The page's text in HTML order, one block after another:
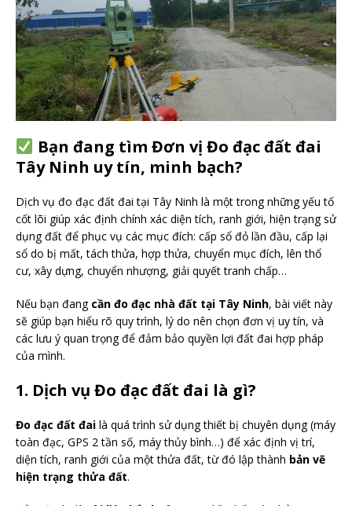
Bạn đang tìm Đơn vị Đo đạc đất đai
Tây Ninh uy tín, minh bạch?
Dịch vụ đo đạc đất đai tại Tây Ninh là một trong những yếu tố
cốt lõi giúp xác định chính xác diện tích, ranh giới, hiện trạng sử
dụng đất để phục vụ các mục đích: cấp sổ đỏ lần đầu, cấp lại
sổ do bị mất, tách thửa, hợp thửa, chuyển mục đích, lên thổ
cư, xây dựng, chuyển nhượng, giải quyết tranh chấp…
Nếu bạn đang cần đo đạc nhà đất tại Tây Ninh, bài viết này
sẽ giúp bạn hiểu rõ quy trình, lý do nên chọn đơn vị uy tín, và
các lưu ý quan trọng để đảm bảo quyền lợi đất đai hợp pháp
của mình.
1. Dịch vụ Đo đạc đất đai là gì?
Đo đạc đất đai là quá trình sử dụng thiết bị chuyên dụng (máy
toàn đạc, GPS 2 tần số, máy thủy bình…) để xác định vị trí,
diện tích, ranh giới của một thửa đất, từ đó lập thành bản vẽ
hiện trạng thửa đất.